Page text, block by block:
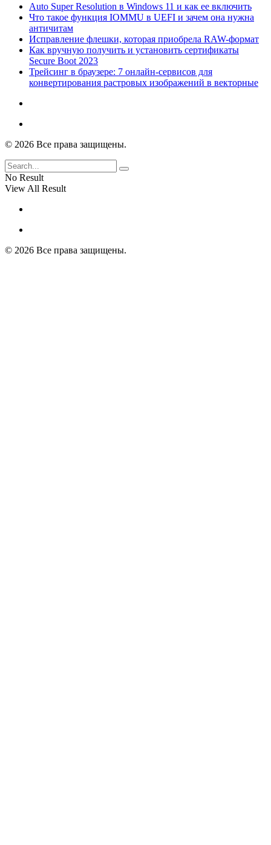
Auto Super Resolution в Windows 11 и как ее включить
Что такое функция IOMMU в UEFI и зачем она нужна
античитам
Исправление флешки, которая приобрела RAW-формат
Как вручную получить и установить сертификаты
Secure Boot 2023
Трейсинг в браузере: 7 онлайн-сервисов для
конвертирования растровых изображений в векторные
© 2026 Все права защищены.
No Result
View All Result
© 2026 Все права защищены.